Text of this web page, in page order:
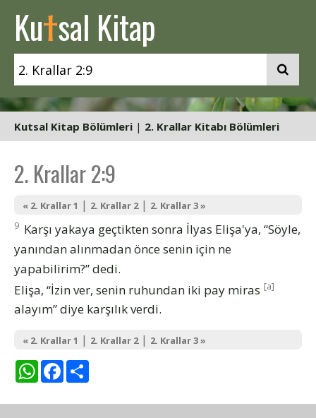
Kutsal Kitap
Kutsal Kitap Bölümleri | 2. Krallar Kitabı Bölümleri
2. Krallar 2:9
« 2. Krallar 1 | 2. Krallar 2| 2. Krallar 3 »
9 Karşı yakaya geçtikten sonra İlyas Elişa'ya, “Söyle,
yanından alınmadan önce senin için ne
yapabilirim?” dedi.
Elişa, “İzin ver, senin ruhundan iki pay miras [a]
alayım” diye karşılık verdi.
« 2. Krallar 1 | 2. Krallar 2| 2. Krallar 3 »
WhatsAppFacebook